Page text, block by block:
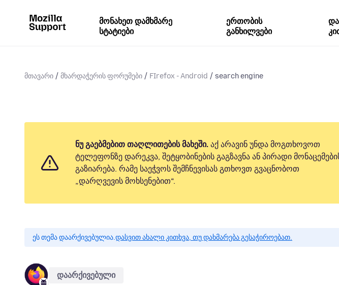
მონახეთ დამხმარე
სტატიები
ერთობის
განხილვები
მთავარი მხარდაჭერის ფორუმები FIrefox - Android search engine
ნუ გაებმებით თაღლითების მახეში. აქ არავინ უნდა მოგთხოვოთ
ტელეფონზე დარეკვა, შეტყობინების გაგზავნა ან პირადი
გაზიარება. რამე საეჭვოს შემჩნევისას გთხოვთ გვაცნობოთ
„დარღვევის მოხსენებით“.
ეს თემა დაარქივებულია.დასვით ახალი კითხვა, თუ დახმარება გესაჭიროებათ.
დაარქივებული